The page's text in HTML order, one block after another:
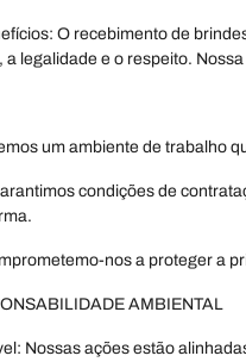
O recebimento de
legalidade e o respeito.
um ambiente de trabalho
condições de
nos a proteger a
AMBIENTAL
Nossas ações estão